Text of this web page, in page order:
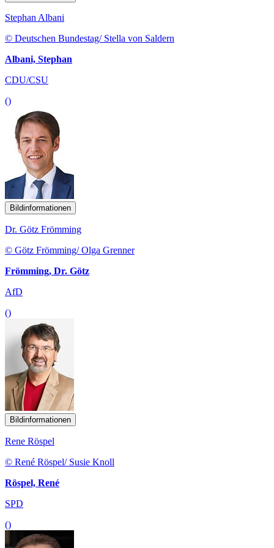
Stephan Albani
© Deutschen Bundestag/ Stella von Saldern
Albani, Stephan
CDU/CSU
()
Bildinformationen
Dr. Götz Frömming
© Götz Frömming/ Olga Grenner
Frömming, Dr. Götz
AfD
()
Bildinformationen
Rene Röspel
© René Röspel/ Susie Knoll
Röspel, René
SPD
()